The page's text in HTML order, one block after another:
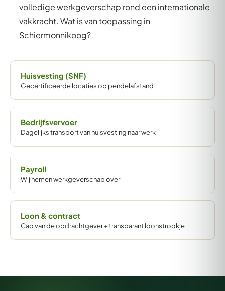
volledige werkgeverschap rond een internationale
vakkracht. Wat is van toepassing in
Schiermonnikoog?
Huisvesting (SNF)
Gecertificeerde locaties op pendelafstand
Bedrijfsvervoer
Dagelijks transport van huisvesting naar werk
Payroll
Wij nemen werkgeverschap over
Loon & contract
Cao van de opdrachtgever + transparant loonstrookje